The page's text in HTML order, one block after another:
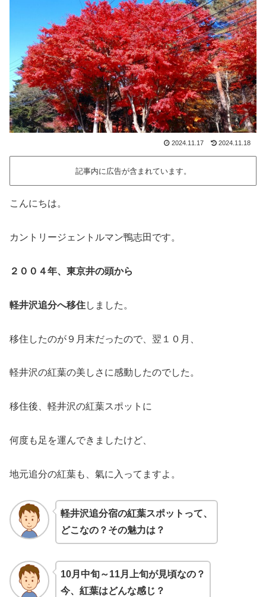
2024.11.17 2024.11.18
記事内に広告が含まれています。
こんにちは。
カントリージェントルマン鴨志田です。
２００４年、東京井の頭から
軽井沢追分へ移住しました。
移住したのが９月末だったので、翌１０月、
軽井沢の紅葉の美しさに感動したのでした。
移住後、軽井沢の紅葉スポットに
何度も足を運んできましたけど、
地元追分の紅葉も、氣に入ってますよ。
軽井沢追分宿の紅葉スポットって、
どこなの？その魅力は？
10月中旬～11月上旬が見頃なの？
今、紅葉はどんな感じ？